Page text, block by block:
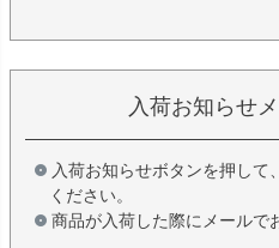
入荷お知らせ
入荷お知らせボタンを押して
ください。
商品が入荷した際にメールで